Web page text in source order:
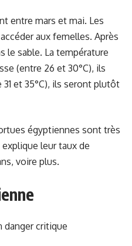
entre mars et mai. Les
aux femelles. Après
le sable. La température
(entre 26 et 30°C), ils
et 35°C), ils seront plutôt
égyptiennes sont très
leur taux de
voire plus.
danger critique